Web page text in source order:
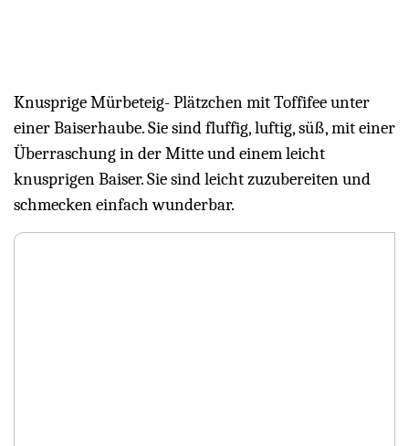
Knusprige Mürbeteig- Plätzchen mit Toffifee unter
einer Baiserhaube. Sie sind fluffig, luftig, süß, mit einer
Überraschung in der Mitte und einem leicht
knusprigen Baiser. Sie sind leicht zuzubereiten und
schmecken einfach wunderbar.